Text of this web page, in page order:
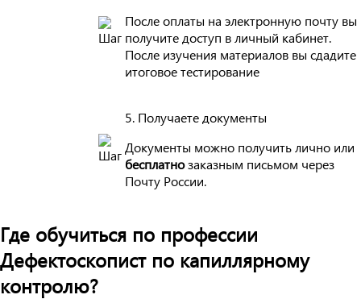
После оплаты на электронную почту вы
получите доступ в личный кабинет.
После изучения материалов вы сдадите
итоговое тестирование
5. Получаете документы
Документы можно получить лично или
бесплатнозаказным письмом через
Почту России.
Где обучиться по профессии
Дефектоскопист по капиллярному
контролю?